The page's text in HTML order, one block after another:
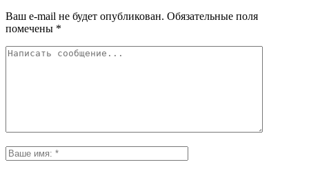
Ваш e-mail не будет опубликован. Обязательные поля
помечены *